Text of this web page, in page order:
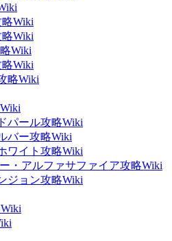
Wiki
Wiki
Wiki
Wiki
略Wiki
パール攻略Wiki
バー攻略Wiki
ワイト攻略Wiki
・アルファサファイア攻略Wiki
ジョン攻略Wiki